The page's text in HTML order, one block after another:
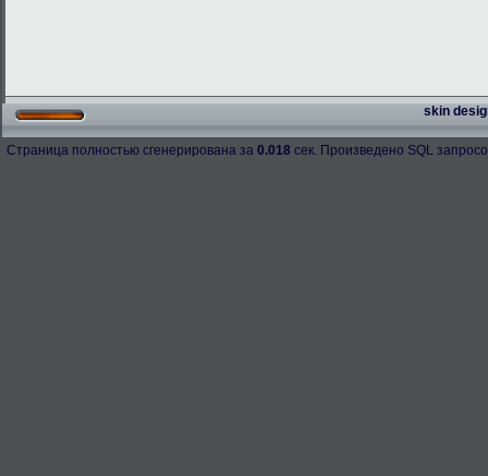
skin
Страница полностью сгенерирована за 0.018 сек. Произведено SQL